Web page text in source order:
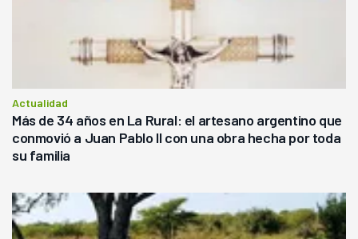
Actualidad
Más de 34 años en La Rural: el artesano argentino que
conmovió a Juan Pablo II con una obra hecha por toda
su familia